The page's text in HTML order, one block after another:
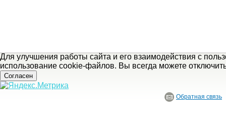
Для улучшения работы сайта и его взаимодействия с
использование cookie-файлов. Вы всегда можете
Согласен
Обратная связь